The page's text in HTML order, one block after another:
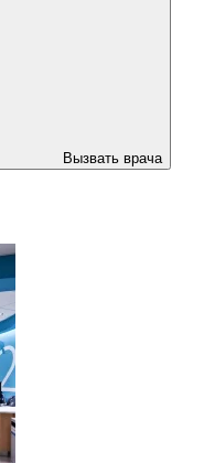
Вызвать врача